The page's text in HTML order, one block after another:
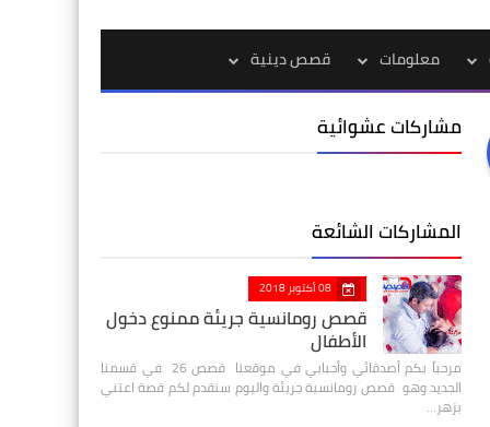
معلومات قصص دينية
مشاركات عشوائية
المشاركات الشائعة
08 أكتوبر 2018
قصص رومانسية جريئة ممنوع دخول
الأطفال
مرحباً بكم أصدقائي وأحبابي في موقعنا قصص 26 في قسمنا
الجديد وهو قصص رومانسية جريئة واليوم سنقدم لكم قصة اعتني
بزهر…